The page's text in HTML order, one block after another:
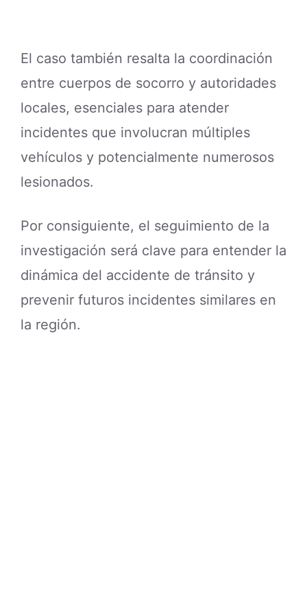
El caso también resalta la coordinación
entre cuerpos de socorro y autoridades
locales, esenciales para atender
incidentes que involucran múltiples
vehículos y potencialmente numerosos
lesionados.
Por consiguiente, el seguimiento de la
investigación será clave para entender la
dinámica del accidente de tránsito y
prevenir futuros incidentes similares en
la región.